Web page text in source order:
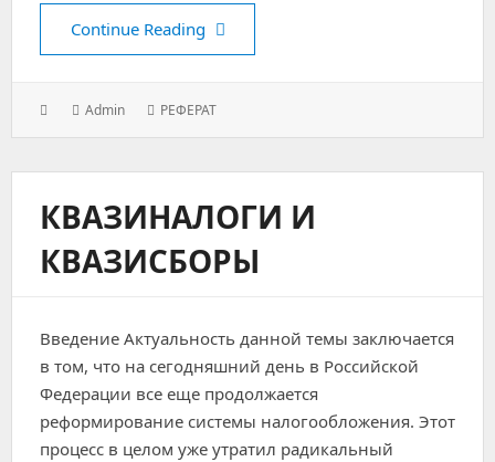
Continue Reading Институционализм и его
PostedAuthor:
Admin Categories:
РЕФЕРАТ
КВАЗИНАЛОГИ И
КВАЗИСБОРЫ
Введение Актуальность данной темы заключается
в том, что на сегодняшний день в Российской
Федерации все еще продолжается
реформирование системы налогообложения. Этот
процесс в целом уже утратил радикальный